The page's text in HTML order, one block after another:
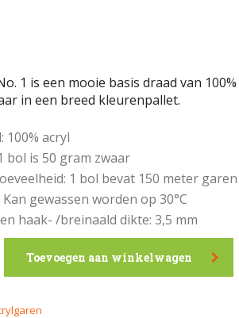
1 is een mooie basis draad van 100%
in een breed kleurenpallet.
100% acryl
bol is 50 gram zwaar
1 bol bevat 150 meter garen
gewassen worden op 30°C
haak- /breinaald dikte: 3,5 mm
Toevoegen aan winkelwagen